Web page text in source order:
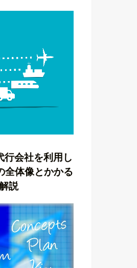
行会社を利用し
全体像とかかる
説